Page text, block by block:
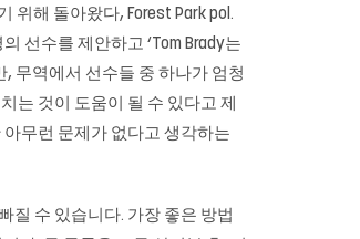
위해 돌아왔다, Forest Park pol.
선수를 제안하고 ‘Tom Brady는
무역에서 선수들 중 하나가 엄청
는 것이 도움이 될 수 있다고 제
무런 문제가 없다고 생각하는
질 수 있습니다. 가장 좋은 방법